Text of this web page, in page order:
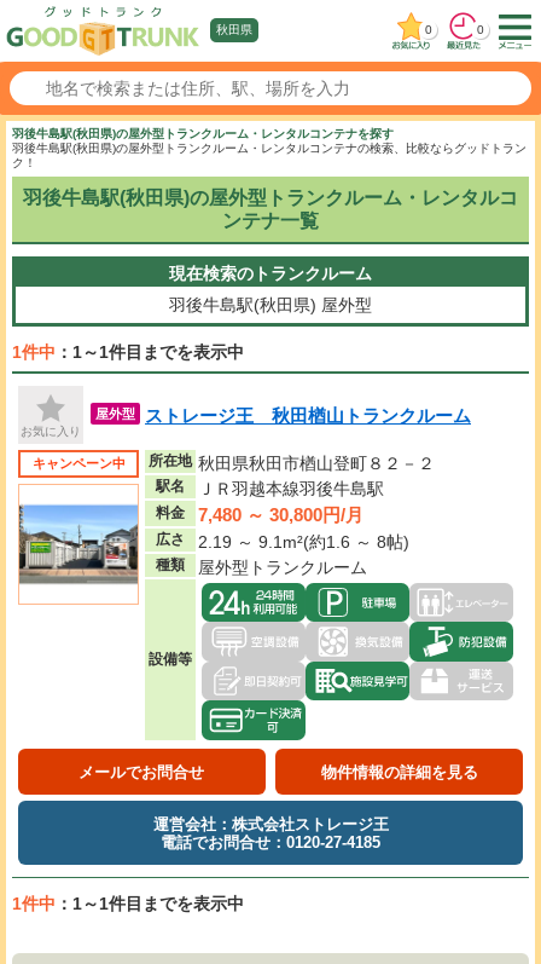
秋田県 0 0
羽後牛島駅(秋田県)の屋外型トランクルーム・レンタルコンテナを探す
羽後牛島駅(秋田県)の屋外型トランクルーム・レンタルコンテナの検索、比較ならグッドトラン
ク！
羽後牛島駅(秋田県)の屋外型トランクルーム・レンタルコ
ンテナ一覧
現在検索のトランクルーム
羽後牛島駅(秋田県) 屋外型
1件中 ：1～1件目までを表示中
お気に入り
屋外型 ストレージ王 秋田楢山トランクルーム
キャンペーン中 所在地 秋田県秋田市楢山登町８２－２
駅名 ＪＲ羽越本線羽後牛島駅
料金 7,480 ～ 30,800円/月
広さ 2.19 ～ 9.1m²(約1.6 ～ 8帖)
種類 屋外型トランクルーム
設備等
メールでお問合せ 物件情報の詳細を見る
運営会社：株式会社ストレージ王
電話でお問合せ：0120-27-4185
1件中 ：1～1件目までを表示中